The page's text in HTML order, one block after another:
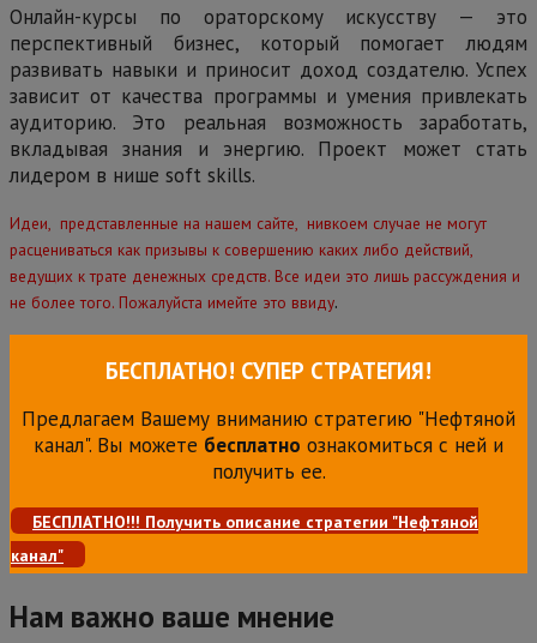
Онлайн-курсы по ораторскому искусству — это
перспективный бизнес, который помогает людям
развивать навыки и приносит доход создателю. Успех
зависит от качества программы и умения привлекать
аудиторию. Это реальная возможность заработать,
вкладывая знания и энергию. Проект может стать
лидером в нише soft skills.
Идеи, представленные на нашем сайте, нивкоем случае не могут
расцениваться как призывы к совершению каких либо действий,
ведущих к трате денежных средств. Все идеи это лишь рассуждения и
не более того. Пожалуйста имейте это ввиду.
БЕСПЛАТНО! СУПЕР СТРАТЕГИЯ!
Предлагаем Вашему вниманию стратегию "Нефтяной
канал". Вы можете бесплатно ознакомиться с ней и
получить ее.
БЕСПЛАТНО!!! Получить описание стратегии "Нефтяной
канал"
Нам важно ваше мнение